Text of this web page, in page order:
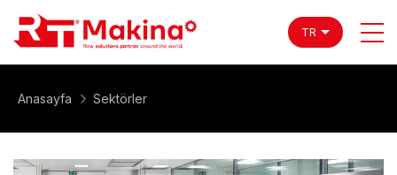
TR
Anasayfa Sektörler